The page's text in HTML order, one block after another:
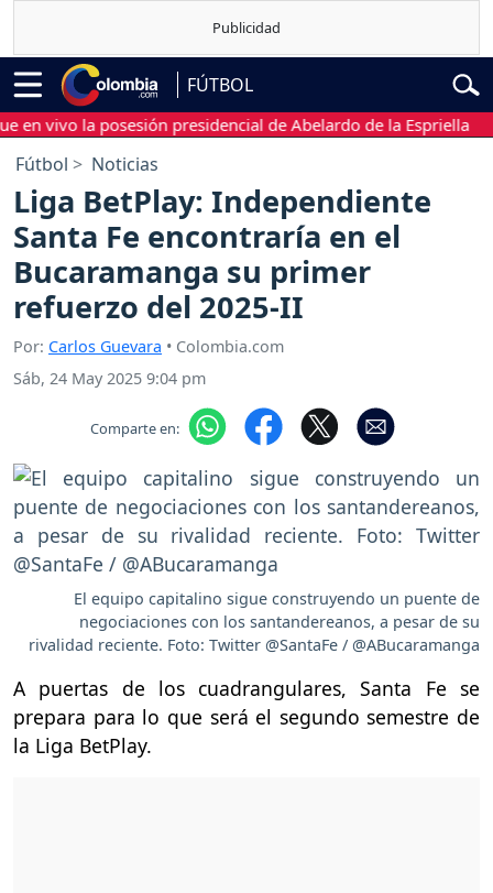
FÚTBOL
vivo la posesión presidencial de Abelardo de la Espriella
Fútbol Noticias
Liga BetPlay: Independiente
Santa Fe encontraría en el
Bucaramanga su primer
refuerzo del 2025-II
Por: Carlos Guevara • Colombia.com
Sáb, 24 May 2025 9:04 pm
Comparte en:
El equipo capitalino sigue construyendo un puente de
negociaciones con los santandereanos, a pesar de su
rivalidad reciente. Foto: Twitter @SantaFe / @ABucaramanga
A puertas de los cuadrangulares, Santa Fe se
prepara para lo que será el segundo semestre de
la Liga BetPlay.